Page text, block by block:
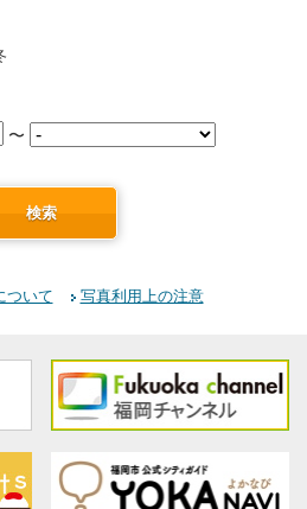
〜
検索
ついて 写真利用上の注意